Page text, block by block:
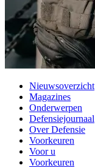
Nieuwsoverzicht
Magazines
Onderwerpen
Defensiejournaal
Over Defensie
Voorkeuren
Voor u
Voorkeuren